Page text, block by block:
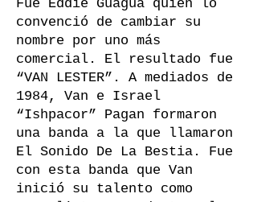
Fue Eddie Guagua quien lo
convenció de cambiar su
nombre por uno más
comercial. El resultado fue
“VAN LESTER”. A mediados de
1984, Van e Israel
“Ishpacor” Pagan formaron
una banda a la que llamaron
El Sonido De La Bestia. Fue
con esta banda que Van
inició su talento como